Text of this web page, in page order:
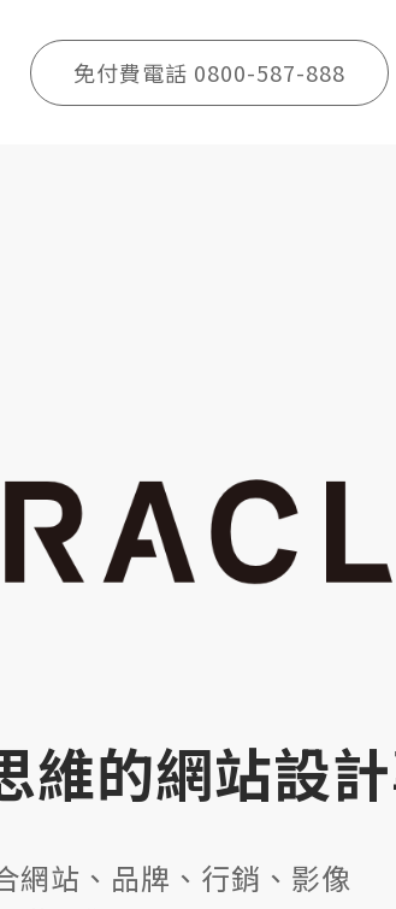
維
、
免付費電話 0800-587-888
維的網站設
網站、品牌、行銷、影像